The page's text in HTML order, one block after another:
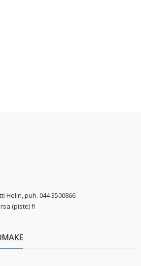
Helin, puh. 044 3500866
(piste) fi